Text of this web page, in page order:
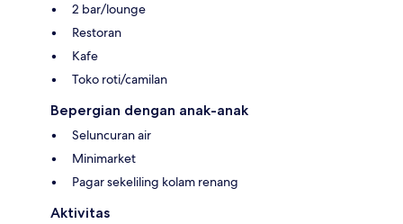
2 bar/lounge
Restoran
Kafe
Toko roti/camilan
Bepergian dengan anak-anak
Seluncuran air
Minimarket
Pagar sekeliling kolam renang
Aktivitas